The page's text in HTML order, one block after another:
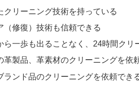
クリーニング技術を持っている
（修復）技術も信頼できる
ら一歩も出ることなく、24時間クリ
革製品、革素材のクリーニングを依
ランド品のクリーニングを依頼でき